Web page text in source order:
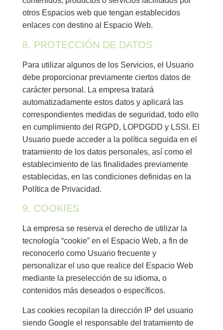
otros Espacios web que tengan establecidos
enlaces con destino al Espacio Web.
8. PROTECCIÓN DE DATOS
Para utilizar algunos de los Servicios, el Usuario
debe proporcionar previamente ciertos datos de
carácter personal. La empresa tratará
automatizadamente estos datos y aplicará las
correspondientes medidas de seguridad, todo ello
en cumplimiento del RGPD, LOPDGDD y LSSI. El
Usuario puede acceder a la política seguida en el
tratamiento de los datos personales, así como el
establecimiento de las finalidades previamente
establecidas, en las condiciones definidas en la
Política de Privacidad.
9. COOKIES
La empresa se reserva el derecho de utilizar la
tecnología “cookie” en el Espacio Web, a fin de
reconocerlo como Usuario frecuente y
personalizar el uso que realice del Espacio Web
mediante la preselección de su idioma, o
contenidos más deseados o específicos.
Las cookies recopilan la dirección IP del usuario
siendo Google el responsable del tratamiento de